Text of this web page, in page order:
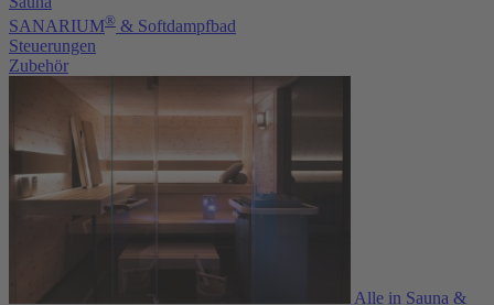
SANARIUM® & Softdampfbad
Steuerungen
Zubehör
Alle in Sauna &